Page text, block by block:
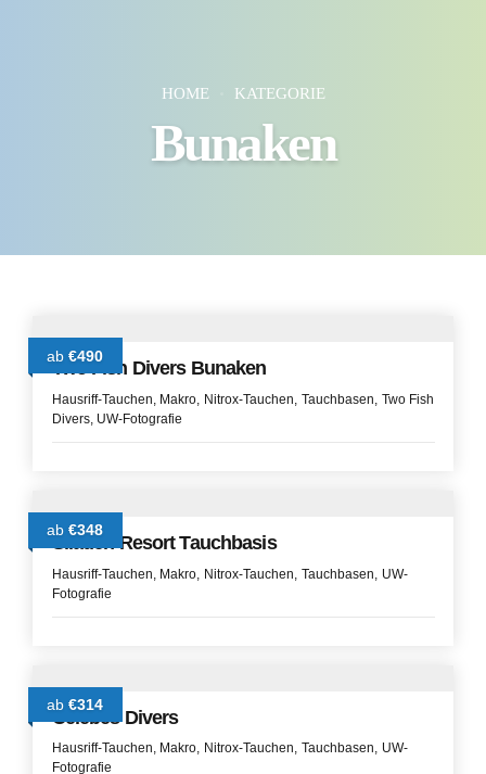
HOME KATEGORIE
Bunaken
ab €490
Two Fish Divers Bunaken
Hausriff-Tauchen Makro Nitrox-Tauchen Tauchbasen Two Fish
Divers UW-Fotografie
ab €348
Siladen Resort Tauchbasis
Hausriff-Tauchen Makro Nitrox-Tauchen Tauchbasen
UW-
Fotografie
ab €314
Celebes Divers
Hausriff-Tauchen Makro Nitrox-Tauchen Tauchbasen
UW-
Fotografie